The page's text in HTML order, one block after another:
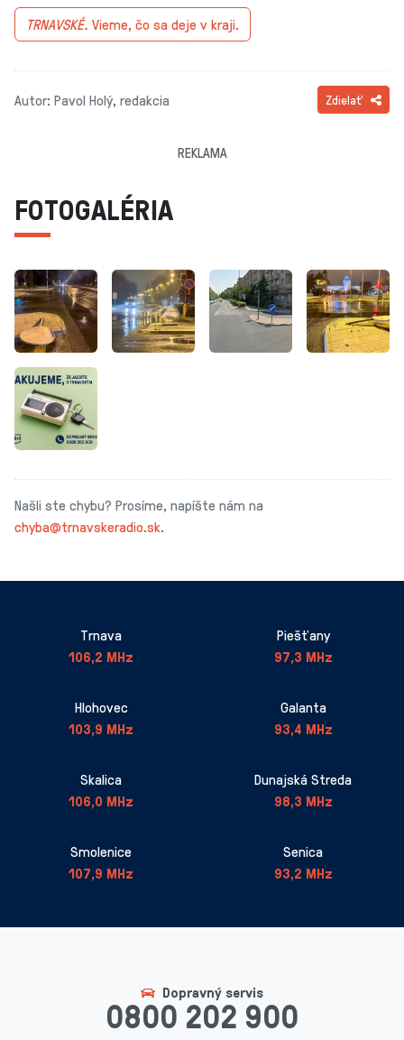
TRNAVSKÉ. Vieme, čo sa deje v kraji.
Autor: Pavol Holý, redakcia Zdielať
REKLAMA
FOTOGALÉRIA
Našli ste chybu? Prosíme, napíšte nám na
chyba@trnavskeradio.sk.
Trnava
106,2 MHz
Piešťany
97,3 MHz
Hlohovec
103,9 MHz
Galanta
93,4 MHz
Skalica
106,0 MHz
Dunajská Streda
98,3 MHz
Smolenice
107,9 MHz
Senica
93,2 MHz
Dopravný servis
0800 202 900